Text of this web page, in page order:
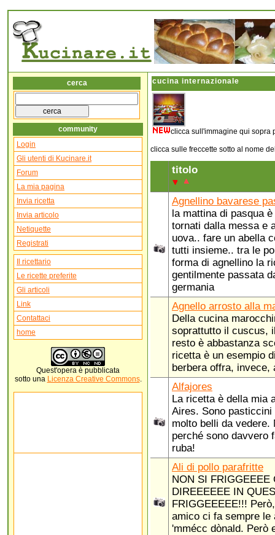
cerca
community
Login
Gli utenti di Kucinare.it
Forum
La mia pagina
Invia ricetta
Invia articolo
Netiquette
Registrati
Il ricettario
Le ricette preferite
Gli articoli
Link
Contattaci
home
Quest'opera è pubblicata
sotto una Licenza Creative Commons.
cucina internazionale
clicca sull'immagine qui sopra
clicca sulle freccette sotto al nome
titolo
Agnellino bavarese
la mattina di pasqua
tornati dalla messa e
uova.. fare un abella
tutti insieme.. tra le
forma di agnellino la
gentilmente passata
germania
Agnello arrosto alla
Della cucina
soprattutto il cuscus,
resto è abbastanza
ricetta è un esempio
berbera offra, invece,
Alfajores
La ricetta è della mia
Aires. Sono
molto belli da vedere.
perché sono davvero
ruba!
Ali di pollo parafritte
NON SI FRIGGEEEE
DIREEEEEE IN
FRIGGEEEEE!!!
amico ci fa sempre le
'mmécc dònald. Però